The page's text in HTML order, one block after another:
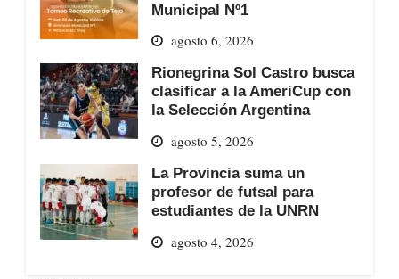
Municipal Nº1
agosto 6, 2026
Rionegrina Sol Castro busca
clasificar a la AmeriCup con
la Selección Argentina
agosto 5, 2026
La Provincia suma un
profesor de futsal para
estudiantes de la UNRN
agosto 4, 2026